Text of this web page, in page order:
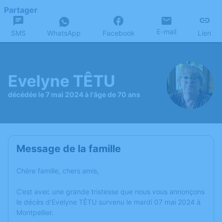
Partager
SMS WhatsApp Facebook E-mail Lien
Evelyne TÊTU
décédée le 7 mai 2024 à l'âge de 70 ans
Message de la famille
Chère famille, chers amis,
C’est avec une grande tristesse que nous vous annonçons
le décès d’Evelyne TÊTU survenu le mardi 07 mai 2024 à
Montpellier.